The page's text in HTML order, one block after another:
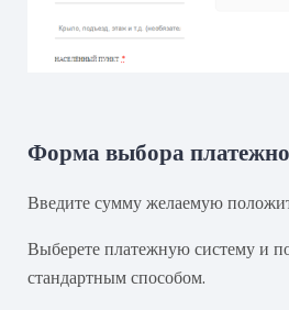
Форма выбора
Введите сумму желаемую
Выберете платежную систему и
стандартным способом.